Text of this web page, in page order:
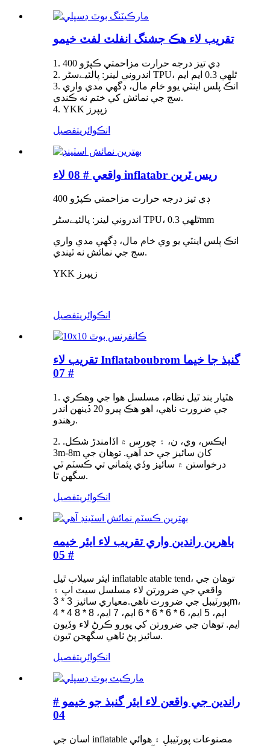
تقريب لاء هڪ جشنگ انفلٽ لفٽ خيمو
1. 400 ڊي تيز درجه حرارت مزاحمتي ڪپڙو
2. اندروني لينر: پالئیےسٹر TPU، ٿلهي 0.3 ايم ايم
3. انڪ پلس اينٽي يوو خام مال، ڊگھي مدي واري
سج جي نمائش کي ختم نه ڪندي.
4. YKK زپپرز
انڪوائريتفصيل
واقعي # 08 لاء inflatabr ريس ٽرين
400 ڊي تيز درجه حرارت مزاحمتي ڪپڙو
اندروني لينر: پالئیےسٹر TPU، ٿلهي 0.3mm
انڪ پلس اينٽي يو وي خام مال، ڊگهي مدي واري
سج جي نمائش نه ٿيندي.
YKK زپپرز
انڪوائريتفصيل
تقريب لاء Inflataboubrom گنبذ جا خيما
# 07
1. هٿيار بند ٿيل نظام، مسلسل هوا جي وهڪري
جي ضرورت ناهي، اهو هڪ ڀيرو 20 ڏينهن اندر
رهندو.
2. ايڪس، وي، ن، ۽ چورس ۾ اڏامندڙ شڪل.
3m-8m کان سائيز جي حد آهي. توهان جي
درخواستن ۾ سائيز وڏي پئماني تي ڪسٽم ٿي
سگهن ٿا.
انڪوائريتفصيل
ٻاهرين راندين واري تقريب لاء ايئر خيمه
# 05
ايئر سيلاب ٿيل inflatable atable tend، توهان جي
واقعي جي ضرورتن لاء مسلسل سيٽ اپ ۽
پورٽيبل جي ضرورت ناهي.
معياري سائيز 3 * 3m،
4 * 4 ايم، 5 ايم، 6 * 6 * 6 * 6 ايم، 7 ايم، 8 * 8
ايم. توهان جي ضرورتن کي پورو ڪرڻ لاء وڏيون
سائيز پڻ ٺاهي سگهجن ٿيون.
انڪوائريتفصيل
راندين جي واقعن لاء ايئر گنبذ جو خيمو #
04
اسان جي inflatable مصنوعات پورٽيبل ۽ هوائي